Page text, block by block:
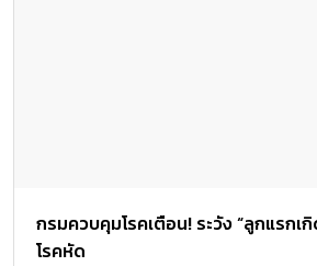
กรมควบคุมโรคเตือน! ระวัง “ลูกแรกเ
โรคหัด